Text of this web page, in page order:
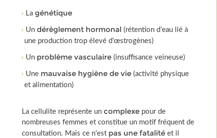
La génétique
Un dérèglement hormonal (rétention d’eau lié à
une production trop élevé d’œstrogènes)
Un problème vasculaire(insuffisance veineuse)
Une mauvaise hygiène de vie(activité physique
et alimentation)
La cellulite représente un complexepour de
nombreuses femmes et constitue un motif fréquent de
consultation. Mais ce n’est pas une fatalitéet il